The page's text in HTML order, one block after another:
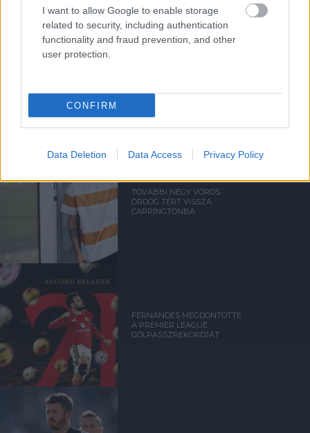
I want to allow Google to enable storage
related to security, including authentication
functionality and fraud prevention, and other
user protection.
CONFIRM
Data Deletion Data Access Privacy Policy
BRUNO FERNANDES
TOVÁBBI NÉGY VÖRÖS
ÖRDÖG TÉRT VISSZA
CARRINGTONBA
FERNANDES MEGDÖNTÖTTE
A PREMIER LEAGUE
GÓLPASSZREKORDJÁT